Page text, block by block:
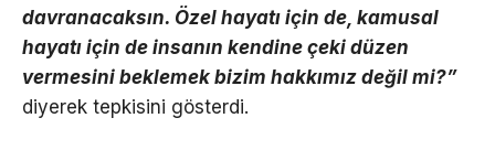
davranacaksın. Özel hayatı için de, kamusal
hayatı için de insanın kendine çeki düzen
vermesini beklemek bizim hakkımız değil mi?”
diyerek tepkisini gösterdi.